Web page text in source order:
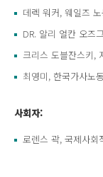
데렉 워커, 웨일즈
DR. 알리 얼칸 오즈
크리스 도블잔스키,
최영미, 한국가사노
사회자:
로렌스 곽, 국제사회